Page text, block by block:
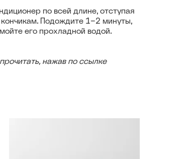
по всей длине, отступая
Подождите 1−2 минуты,
его прохладной водой.
нажав по ссылке